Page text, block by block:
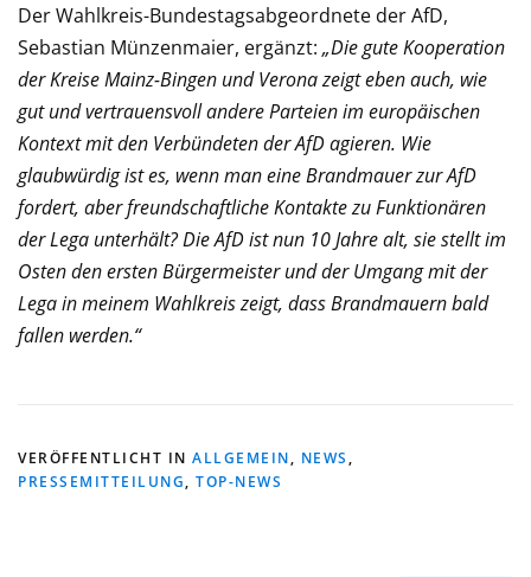
Der Wahlkreis-Bundestagsabgeordnete der AfD,
Sebastian Münzenmaier, ergänzt: „Die gute Kooperation
der Kreise Mainz-Bingen und Verona zeigt eben auch, wie
gut und vertrauensvoll andere Parteien im europäischen
Kontext mit den Verbündeten der AfD agieren. Wie
glaubwürdig ist es, wenn man eine Brandmauer zur AfD
fordert, aber freundschaftliche Kontakte zu Funktionären
der Lega unterhält? Die AfD ist nun 10 Jahre alt, sie stellt im
Osten den ersten Bürgermeister und der Umgang mit der
Lega in meinem Wahlkreis zeigt, dass Brandmauern bald
fallen werden.“
VERÖFFENTLICHT IN ALLGEMEIN, NEWS,
PRESSEMITTEILUNG, TOP-NEWS